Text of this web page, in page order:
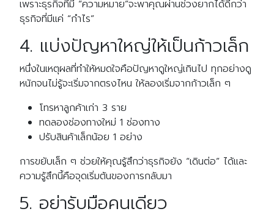
เพราะธุรกิจที่มี “ความหมาย”จะพาคุณผ่านช่วงยากได้ดีกว่า
ธุรกิจที่มีแค่ “กำไร”
4. แบ่งปัญหาใหญ่ให้เป็นก้าวเล็ก
หนึ่งในเหตุผลที่ทำให้หมดใจคือปัญหาดูใหญ่เกินไป ทุกอย่างดู
หนักจนไม่รู้จะเริ่มจากตรงไหน ให้ลองเริ่มจากก้าวเล็ก ๆ
โทรหาลูกค้าเก่า 3 ราย
ทดลองช่องทางใหม่ 1 ช่องทาง
ปรับสินค้าเล็กน้อย 1 อย่าง
การขยับเล็ก ๆ ช่วยให้คุณรู้สึกว่าธุรกิจยัง “เดินต่อ” ได้และ
ความรู้สึกนี้คือจุดเริ่มต้นของการกลับมา
5. อย่ารับมือคนเดียว